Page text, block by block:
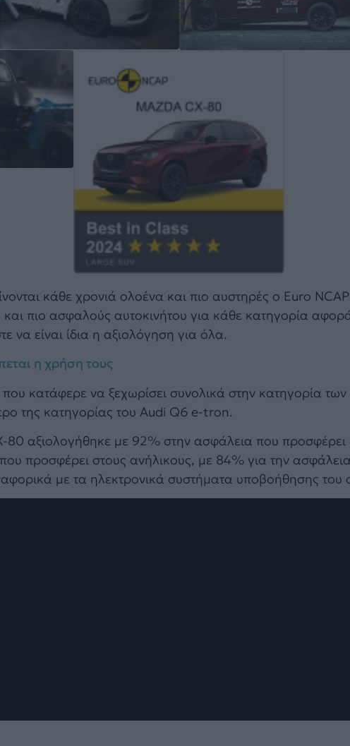
κάθε χρονιά ολοένα και πιο αυστηρές ο Euro
και πιο ασφαλούς αυτοκινήτου για κάθε κατηγορία
να είναι ίδια η αξιολόγηση για όλα.
η χρήση τους
κατάφερε να ξεχωρίσει συνολικά στην κατηγορία
της κατηγορίας του Audi Q6 e-tron.
80 αξιολογήθηκε με 92% στην ασφάλεια που προσφέρει
προσφέρει στους ανήλικους, με 84% για την
με τα ηλεκτρονικά συστήματα υποβοήθησης του